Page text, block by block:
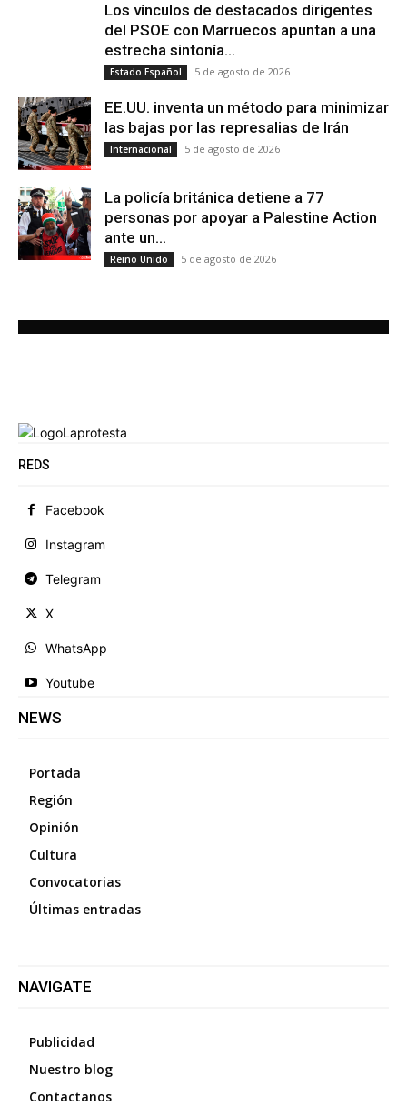
Los vínculos de destacados dirigentes
del PSOE con Marruecos apuntan a una
estrecha sintonía...
Estado Español 5 de agosto de 2026
EE.UU. inventa un método para minimizar
las bajas por las represalias de Irán
Internacional 5 de agosto de 2026
La policía británica detiene a 77
personas por apoyar a Palestine Action
ante un...
Reino Unido 5 de agosto de 2026
REDS
Facebook
Instagram
Telegram
X
WhatsApp
Youtube
NEWS
Portada
Región
Opinión
Cultura
Convocatorias
Últimas entradas
NAVIGATE
Publicidad
Nuestro blog
Contactanos